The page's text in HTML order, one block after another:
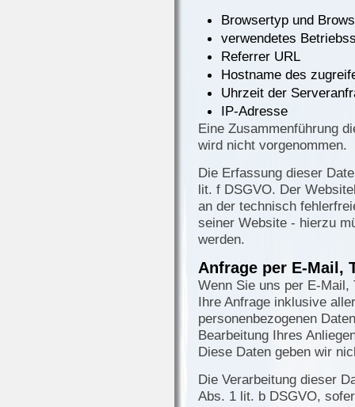
Browsertyp und
verwendetes
Referrer URL
Hostname des
Uhrzeit der
IP-Adresse
Eine Zusammenführung
wird nicht vorgenommen.
Die Erfassung dieser
lit. f DSGVO. Der
an der technisch
seiner Website - hierzu
werden.
Anfrage per E-Mail,
Wenn Sie uns per E-Mail,
Ihre Anfrage inklusive
personenbezogenen
Bearbeitung Ihres
Diese Daten geben wir
Die Verarbeitung dieser
Abs. 1 lit. b DSGVO,